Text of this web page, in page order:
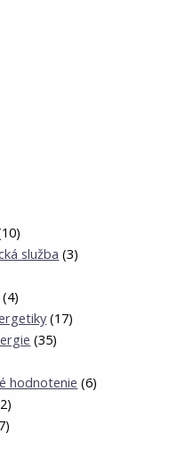
služba (3)
(4)
(17)
(35)
hodnotenie (6)